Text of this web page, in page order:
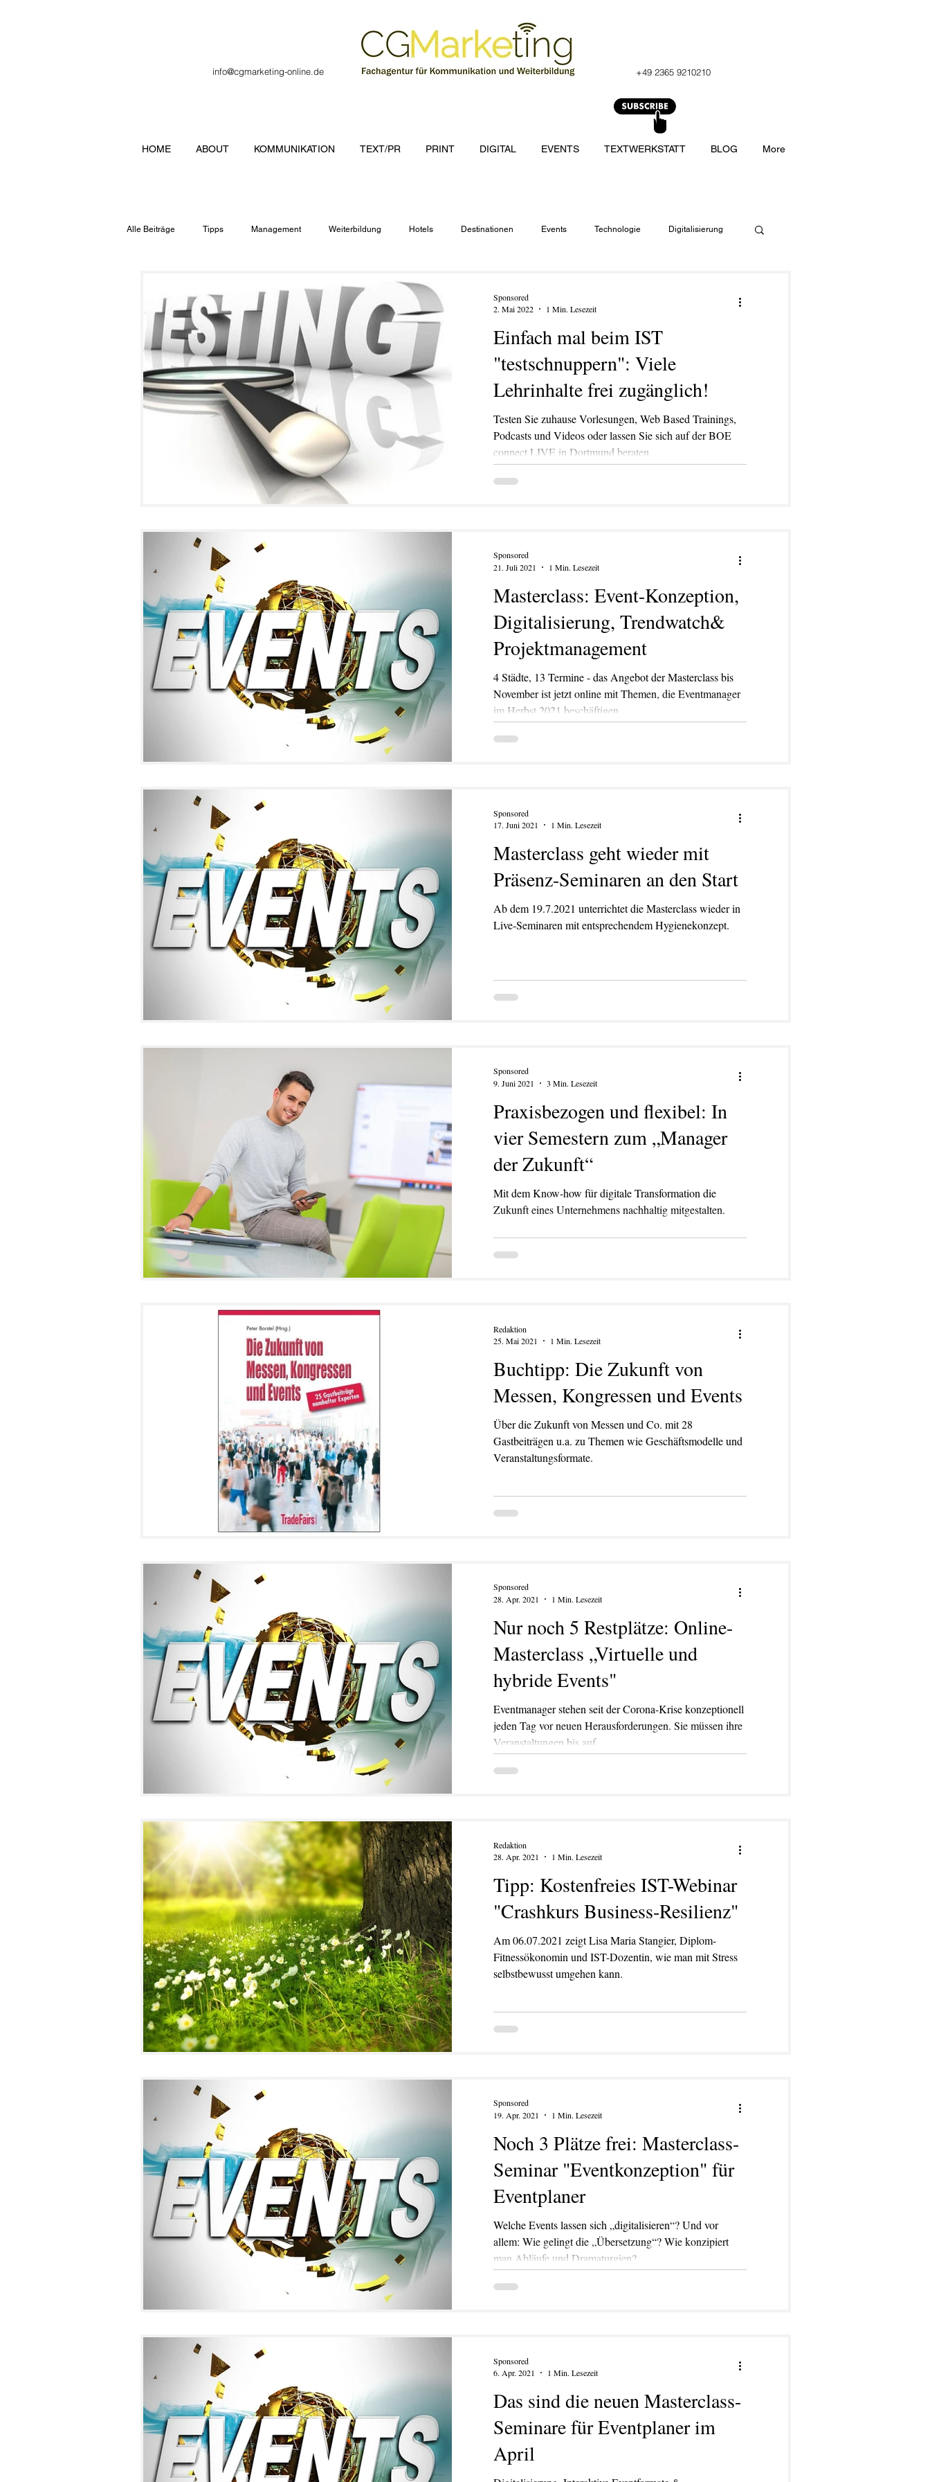
info@cgmarketing-online.de +49 2365 9210210
ABOUT KOMMUNIKATION
Alle Beiträge Tipps Management Weiterbildung Hotels Destinationen Events Technologie Digitalisierung
Einfach mal beim IST
"testschnuppern": Viele
Lehrinhalte frei zugänglich!
Testen Sie zuhause Vorlesungen, Web Based Trainings,
Podcasts und Videos oder lassen Sie sich auf der BOE
connect LIVE in Dortmund beraten.
Sponsored
2. Mai 2022
1 Min. Lesezeit
Masterclass: Event-Konzeption,
Digitalisierung, Trendwatch&
Projektmanagement
4 Städte, 13 Termine - das Angebot der Masterclass bis
November ist jetzt online mit Themen, die Eventmanager
im Herbst 2021 beschäftigen.
Sponsored
21. Juli 2021
1 Min. Lesezeit
Masterclass geht wieder mit
Präsenz-Seminaren an den Start
Ab dem 19.7.2021 unterrichtet die Masterclass wieder in
Live-Seminaren mit entsprechendem Hygienekonzept.
Sponsored
17. Juni 2021
1 Min. Lesezeit
Praxisbezogen und flexibel: In
vier Semestern zum „Manager
der Zukunft“
Mit dem Know-how für digitale Transformation die
Zukunft eines Unternehmens nachhaltig mitgestalten.
Sponsored
9. Juni 2021
3 Min. Lesezeit
Buchtipp: Die Zukunft von
Messen, Kongressen und Events
Über die Zukunft von Messen und Co. mit 28
Gastbeiträgen u.a. zu Themen wie Geschäftsmodelle und
Veranstaltungsformate.
Redaktion
25. Mai 2021
1 Min. Lesezeit
Nur noch 5 Restplätze: Online-
Masterclass „Virtuelle und
hybride Events"
Eventmanager stehen seit der Corona-Krise konzeptionell
jeden Tag vor neuen Herausforderungen. Sie müssen ihre
Veranstaltungen bis auf...
Sponsored
28. Apr. 2021
1 Min. Lesezeit
Tipp: Kostenfreies IST-Webinar
"Crashkurs Business-Resilienz"
Am 06.07.2021 zeigt Lisa Maria Stangier, Diplom-
Fitnessökonomin und IST-Dozentin, wie man mit Stress
selbstbewusst umgehen kann.
Redaktion
28. Apr. 2021
1 Min. Lesezeit
Noch 3 Plätze frei: Masterclass-
Seminar "Eventkonzeption" für
Eventplaner
Welche Events lassen sich „digitalisieren“? Und vor
allem: Wie gelingt die „Übersetzung“? Wie konzipiert
man Abläufe und Dramaturgien?
Sponsored
19. Apr. 2021
1 Min. Lesezeit
Das sind die neuen Masterclass-
Seminare für Eventplaner im
April
Sponsored
6. Apr. 2021
1 Min. Lesezeit
HOME ABOUT KOMMUNIKATION TEXT/PR PRINT DIGITAL EVENTS TEXTWERKSTATT BLOG More